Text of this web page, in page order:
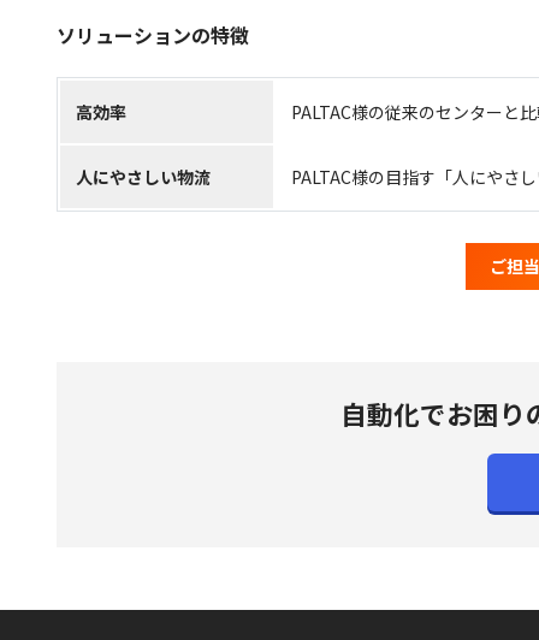
ソリューションの特徴
高効率 PALTAC様の従来のセンターと
人にやさしい物流 PALTAC様の目指す「人にやさ
ご担
自動化でお困り